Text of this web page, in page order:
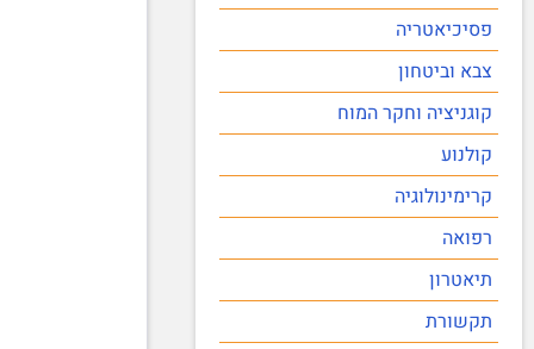
פסיכיאטריה
צבא וביטחון
קוגניציה וחקר המוח
קולנוע
קרימינולוגיה
רפואה
תיאטרון
תקשורת